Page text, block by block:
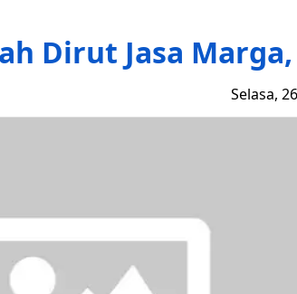
Dirut Jasa
Selasa,